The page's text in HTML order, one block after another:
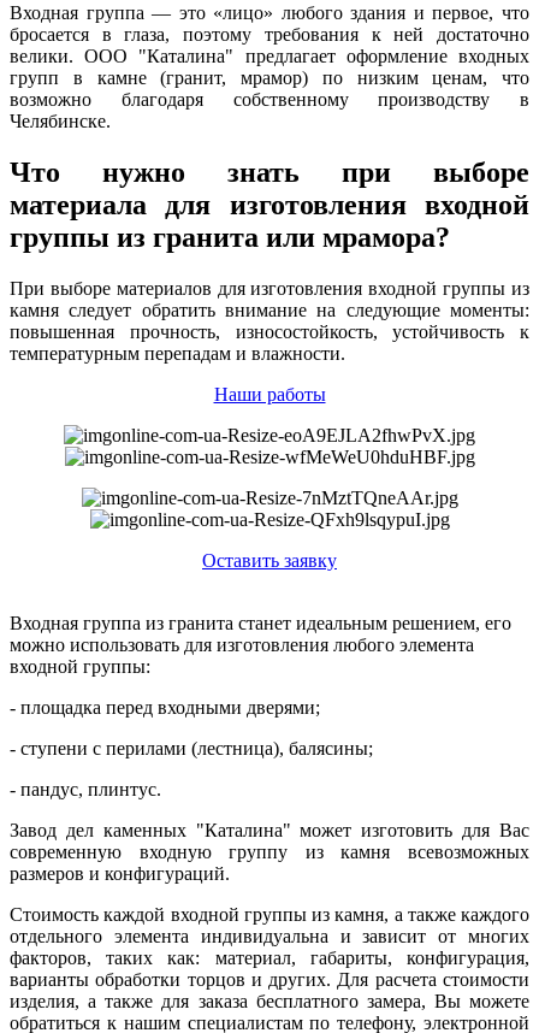
Входная группа — это «лицо» любого здания и первое, что
бросается в глаза, поэтому требования к ней достаточно
велики. ООО "Каталина" предлагает оформление входных
групп в камне (гранит, мрамор) по низким ценам, что
возможно благодаря собственному производству в
Челябинске.
Что нужно знать при выборе
материала для изготовления входной
группы из гранита или мрамора?
При выборе материалов для изготовления входной группы из
камня следует обратить внимание на следующие моменты:
повышенная прочность, износостойкость, устойчивость к
температурным перепадам и влажности.
Наши работы
Оставить заявку
Входная группа из гранита станет идеальным решением, его
можно использовать для изготовления любого элемента
входной группы:
- площадка перед входными дверями;
- ступени с перилами (лестница), балясины;
- пандус, плинтус.
Завод дел каменных "Каталина" может изготовить для Вас
современную входную группу из камня всевозможных
размеров и конфигураций.
Стоимость каждой входной группы из камня, а также каждого
отдельного элемента индивидуальна и зависит от многих
факторов, таких как: материал, габариты, конфигурация,
варианты обработки торцов и других. Для расчета стоимости
изделия, а также для заказа бесплатного замера, Вы можете
обратиться к нашим специалистам по телефону, электронной